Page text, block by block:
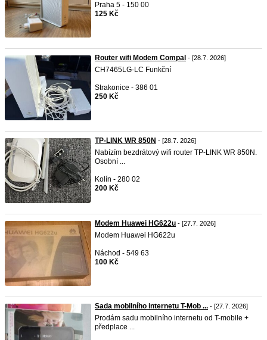
Praha 5 - 150 00
125 Kč
Router wifi Modem Compal - [28.7. 2026]
CH7465LG-LC Funkční
Strakonice - 386 01
250 Kč
TP-LINK WR 850N - [28.7. 2026]
Nabízím bezdrátový wifi router TP-LINK WR 850N.
Osobní ...
Kolín - 280 02
200 Kč
Modem Huawei HG622u - [27.7. 2026]
Modem Huawei HG622u
Náchod - 549 63
100 Kč
Sada mobilního internetu T-Mob ... - [27.7. 2026]
Prodám sadu mobilního internetu od T-mobile +
předplace ...